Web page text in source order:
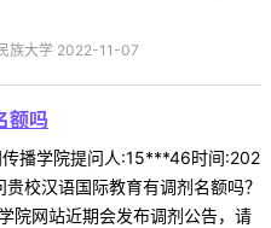
族大学 2022-11-07
额吗
播学院提问人:15***46时间:202
校汉语国际教育有调剂名额吗？
院网站近期会发布调剂公告，请